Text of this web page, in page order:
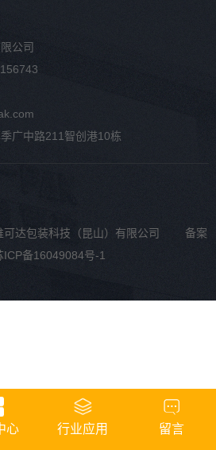
公司
广中路211智创港10栋
可达包装科技（昆山）有限公司 备案
ICP备16049084号-1
心 行业应用 留言